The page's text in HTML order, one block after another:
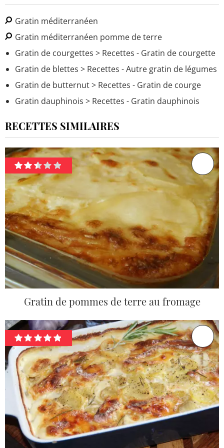
Gratin méditerranéen
Gratin méditerranéen pomme de terre
Gratin de courgettes > Recettes - Gratin de courgette
Gratin de blettes > Recettes - Autre gratin de légumes
Gratin de butternut> Recettes - Gratin de courge
Gratin dauphinois > Recettes - Gratin dauphinois
RECETTES SIMILAIRES
Gratin de pommes de terre au fromage